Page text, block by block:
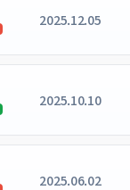
2025.12.05
2025.10.10
2025.06.02